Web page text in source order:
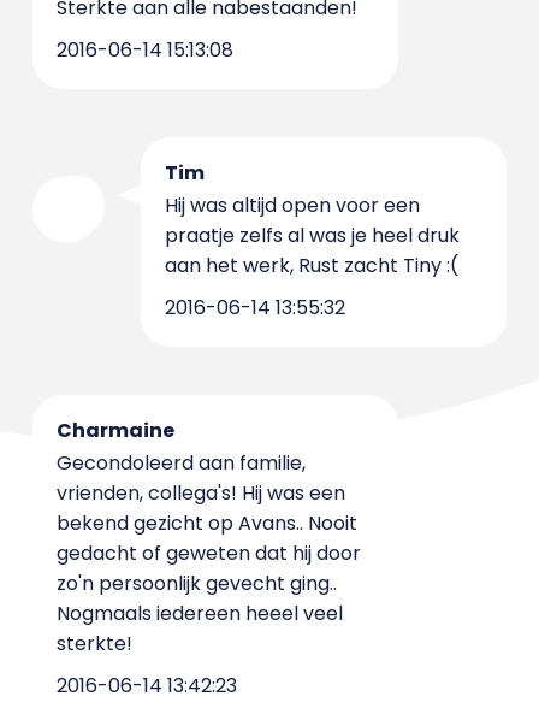
Sterkte aan alle nabestaanden!
2016-06-14 15:13:08
Tim
Hij was altijd open voor een
praatje zelfs al was je heel druk
aan het werk, Rust zacht Tiny :(
2016-06-14 13:55:32
Charmaine
Gecondoleerd aan familie,
vrienden, collega's! Hij was een
bekend gezicht op Avans.. Nooit
gedacht of geweten dat hij door
zo'n persoonlijk gevecht ging..
Nogmaals iedereen heeel veel
sterkte!
2016-06-14 13:42:23